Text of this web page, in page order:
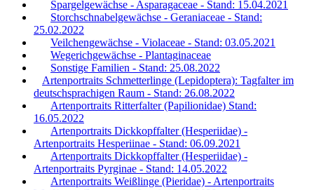
Spargelgewächse - Asparagaceae - Stand: 15.04.2021
Storchschnabelgewächse - Geraniaceae - Stand:
25.02.2022
Veilchengewächse - Violaceae - Stand: 03.05.2021
Wegerichgewächse - Plantaginaceae
Sonstige Familien - Stand: 25.08.2022
Artenportraits Schmetterlinge (Lepidoptera): Tagfalter im
deutschsprachigen Raum - Stand: 26.08.2022
Artenportraits Ritterfalter (Papilionidae) Stand:
16.05.2022
Artenportraits Dickkopffalter (Hesperiidae) -
Artenportraits Hesperiinae - Stand: 06.09.2021
Artenportraits Dickkopffalter (Hesperiidae) -
Artenportraits Pyrginae - Stand: 14.05.2022
Artenportraits Weißlinge (Pieridae) - Artenportraits